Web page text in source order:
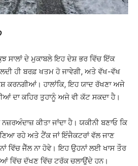
ਸਾਲਾਂ ਦੇ ਮੁਕਾਬਲੇ ਇਹ ਦੇਸ਼ ਭਰ ਵਿੱਚ ਇੱਕ
ਹੀ ਬਰਫ਼ ਖਤਮ ਹੋ ਜਾਵੇਗੀ, ਅਤੇ ਵੱਖ-ਵੱਖ
ਹਾਲਾਂਕਿ, ਇਹ ਯਾਦ ਰੱਖਣਾ ਅਜੇ
ਦਾ ਕਹਿਰ ਤੁਹਾਨੂੰ ਅਜੇ ਵੀ ਕੱਟ ਸਕਦਾ ਹੈ।
ਕੀਤਾ ਜਾਂਦਾ ਹੈ। ਯਕੀਨੀ ਬਣਾਓ ਕਿ
ਰਹੇ ਅਤੇ ਟੈਂਕ ਜਾਂ ਇੰਜੈਕਟਰਾਂ ਵੱਲ ਜਾਣ
ਵਿੱਚ ਜੈੱਲ ਨਾ ਹੋਵੇ। ਇਹ ਉਹਨਾਂ ਲਈ ਖਾਸ ਤੌਰ
ਵਿੱਚ ਦੱਖਣ ਵਿੱਚ ਟਰੱਕ ਚਲਾਉਂਦੇ ਹਨ।